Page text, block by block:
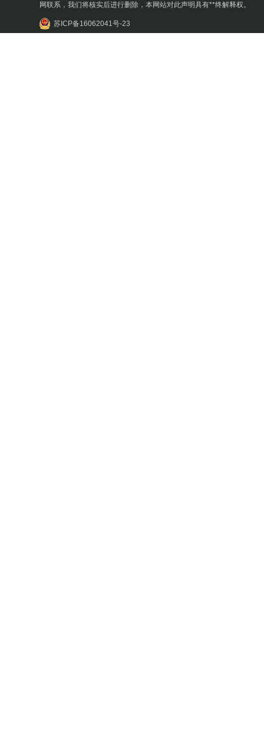
网联系，我们将核实后进行删除，本网站对此声明具有**终解释权。
苏ICP备16062041号-23